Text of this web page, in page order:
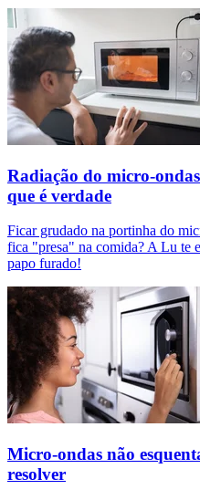
Radiação do micro-
que é verdade
Ficar grudado na portinha do
fica "presa" na comida? A Lu te
papo furado!
Micro-ondas não
resolver